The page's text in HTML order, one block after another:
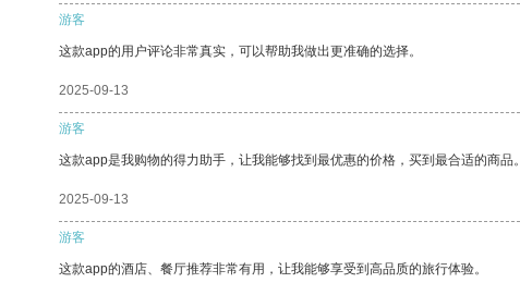
游客
这款app的用户评论非常真实，可以帮助我做出更准确的选择。
2025-09-13
游客
这款app是我购物的得力助手，让我能够找到最优惠的价格，买到最合适的商品。
2025-09-13
游客
这款app的酒店、餐厅推荐非常有用，让我能够享受到高品质的旅行体验。